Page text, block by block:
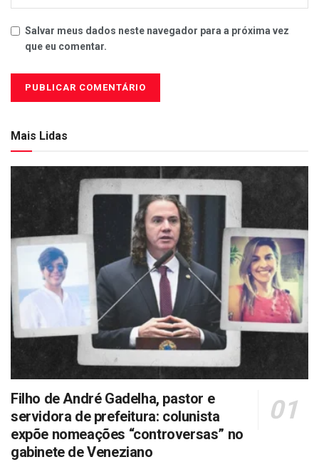
Salvar meus dados neste navegador para a próxima vez
que eu comentar.
Mais Lidas
Filho de André Gadelha, pastor e
servidora de prefeitura: colunista
expõe nomeações “controversas” no
gabinete de Veneziano